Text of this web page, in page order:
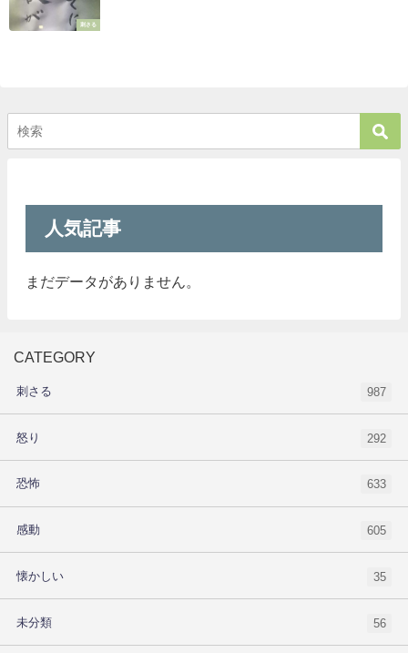
刺さる
人気記事
まだデータがありません。
CATEGORY
刺さる 987
怒り 292
恐怖 633
感動 605
懐かしい 35
未分類 56